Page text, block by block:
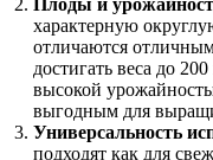
Плоды и
характерную
отличаются
достигать веса до
высокой
выгодным для
Универсальность
подходят как для